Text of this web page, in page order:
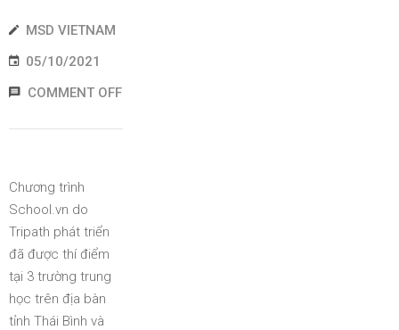
MSD VIETNAM
05/10/2021
COMMENT OFF
Chương trình
School.vn do
Tripath phát triển
đã được thí điểm
tại 3 trường trung
học trên địa bàn
tỉnh Thái Bình và